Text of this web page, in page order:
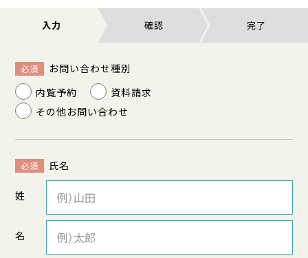
入力 確認 完了
必須
お問い合わせ種別
内覧予約
資料請求
その他お問い合わせ
必須 氏名
姓
名